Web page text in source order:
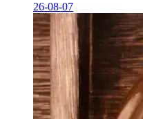
26-08-07